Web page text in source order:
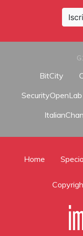
BitCity
SecurityOpenLab
Home